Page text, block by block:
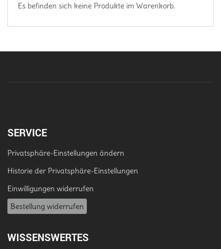
Es befinden sich keine Produkte im Warenkorb.
SERVICE
Privatsphäre-Einstellungen ändern
Historie der Privatsphäre-Einstellungen
Einwilligungen widerrufen
Bestellung widerrufen
WISSENSWERTES